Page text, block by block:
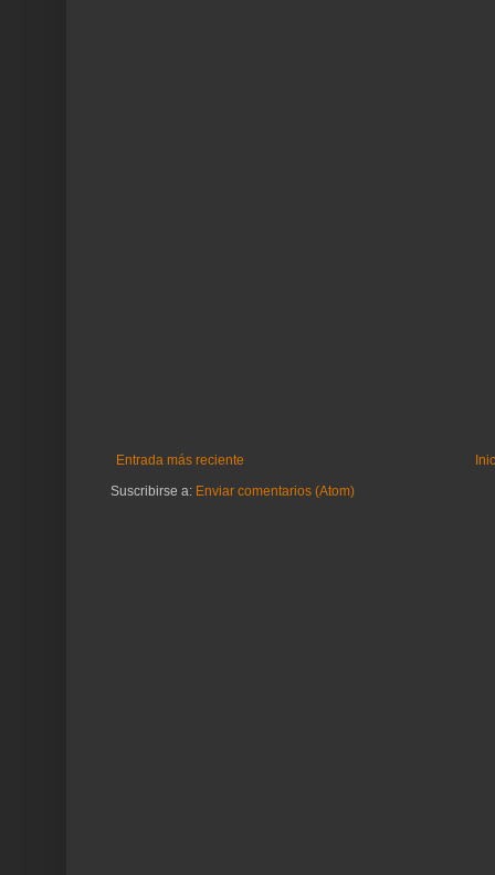
Entrada más reciente
Suscribirse a: Enviar comentarios (Atom)